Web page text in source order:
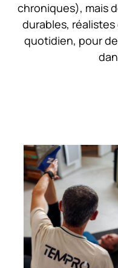
chroniques), mais
durables,
quotidien, pour